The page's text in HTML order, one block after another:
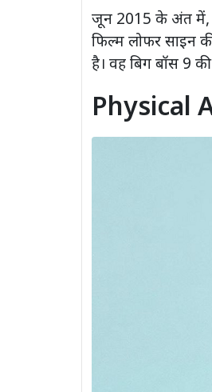
जून 2015 के अंत में,
फिल्म लोफर साइन
है। वह बिग बॉस 9
Physical